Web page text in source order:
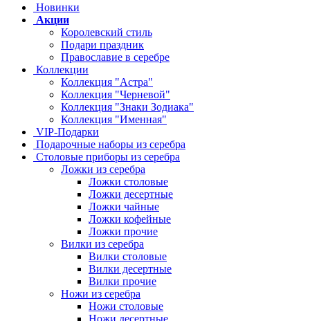
Новинки
Акции
Королевский стиль
Подари праздник
Православие в серебре
Коллекции
Коллекция "Астра"
Коллекция "Черневой"
Коллекция "Знаки Зодиака"
Коллекция "Именная"
VIP-Подарки
Подарочные наборы из серебра
Столовые приборы из серебра
Ложки из серебра
Ложки столовые
Ложки десертные
Ложки чайные
Ложки кофейные
Ложки прочие
Вилки из серебра
Вилки столовые
Вилки десертные
Вилки прочие
Ножи из серебра
Ножи столовые
Ножи десертные